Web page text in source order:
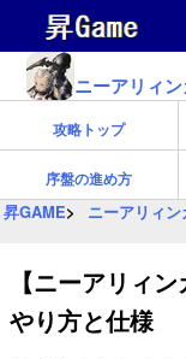
ニーアリィ
攻略トップ
序盤の進め方
昇GAME ニーアリィ
【ニーアリィ
やり方と仕様